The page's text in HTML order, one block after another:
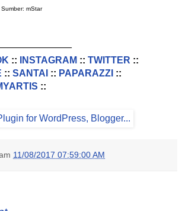
Sumber: mStar
:: INSTAGRAM :: TWITTER ::
:: SANTAI :: PAPARAZZI ::
::
11/08/2017 07:59:00 AM